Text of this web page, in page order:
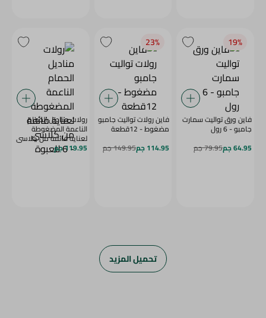
19‎%‎
فاين ورق تواليت سمارت
جامبو - 6 رول
64.95 جم
79.95 جم
23‎%‎
فاين رولات تواليت جامبو
مضغوط - 12قطعة
114.95 جم
149.95 جم
رولات مناديل الحمام
الناعمة المضغوطة
لعناية فائفة من كلاسي
- 6 للعبوة
119.95 جم
تحميل المزيد